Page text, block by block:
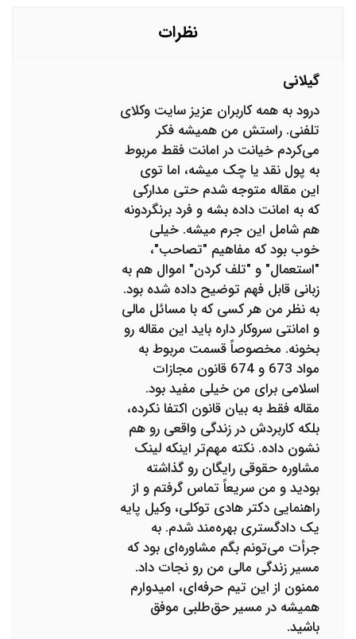
توانم شکایت کنم؟ مجازات ایشان چیست؟
نظرات
گیلانی
درود به همه کاربران عزیز سایت وکلای
تلفنی. راستش من همیشه فکر
می‌کردم خیانت در امانت فقط مربوط
به پول نقد یا چک میشه، اما توی
این مقاله متوجه شدم حتی مدارکی
که به امانت داده بشه و فرد برنگردونه
هم شامل این جرم میشه. خیلی
خوب بود که مفاهیم "تصاحب"،
"استعمال" و "تلف کردن" اموال هم به
زبانی قابل فهم توضیح داده شده بود.
به نظر من هر کسی که با مسائل مالی
و امانتی سروکار داره باید این مقاله رو
بخونه. مخصوصاً قسمت مربوط به
مواد 673 و 674 قانون مجازات
اسلامی برای من خیلی مفید بود.
مقاله فقط به بیان قانون اکتفا نکرده،
بلکه کاربردش در زندگی واقعی رو هم
نشون داده. نکته مهم‌تر اینکه لینک
مشاوره حقوقی رایگان رو گذاشته
بودید و من سریعاً تماس گرفتم و از
راهنمایی دکتر هادی توکلی، وکیل پایه
یک دادگستری بهره‌مند شدم. به
جرأت می‌تونم بگم مشاوره‌ای بود که
مسیر زندگی مالی من رو نجات داد.
ممنون از این تیم حرفه‌ای، امیدوارم
همیشه در مسیر حق‌طلبی موفق
باشید.